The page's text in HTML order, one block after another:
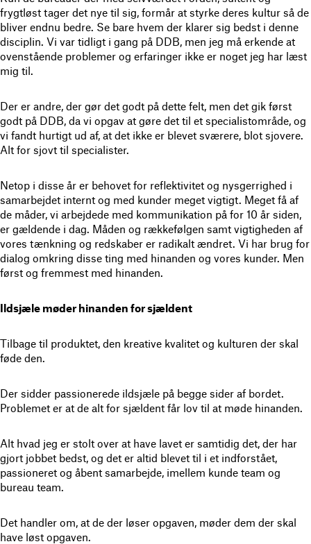
frygtløst tager det nye til sig, formår at styrke deres kultur så de
bliver endnu bedre. Se bare hvem der klarer sig bedst i denne
disciplin. Vi var tidligt i gang på DDB, men jeg må erkende at
ovenstående problemer og erfaringer ikke er noget jeg har læst
mig til.
Der er andre, der gør det godt på dette felt, men det gik først
godt på DDB, da vi opgav at gøre det til et specialistområde, og
vi fandt hurtigt ud af, at det ikke er blevet sværere, blot sjovere.
Alt for sjovt til specialister.
Netop i disse år er behovet for reflektivitet og nysgerrighed i
samarbejdet internt og med kunder meget vigtigt. Meget få af
de måder, vi arbejdede med kommunikation på for 10 år siden,
er gældende i dag. Måden og rækkefølgen samt vigtigheden af
vores tænkning og redskaber er radikalt ændret. Vi har brug for
dialog omkring disse ting med hinanden og vores kunder. Men
først og fremmest med hinanden.
Ildsjæle møder hinanden for sjældent
Tilbage til produktet, den kreative kvalitet og kulturen der skal
føde den.
Der sidder passionerede ildsjæle på begge sider af bordet.
Problemet er at de alt for sjældent får lov til at møde hinanden.
Alt hvad jeg er stolt over at have lavet er samtidig det, der har
gjort jobbet bedst, og det er altid blevet til i et indforstået,
passioneret og åbent samarbejde, imellem kunde team og
bureau team.
Det handler om, at de der løser opgaven, møder dem der skal
have løst opgaven.